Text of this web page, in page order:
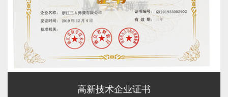
高新技术企业证书